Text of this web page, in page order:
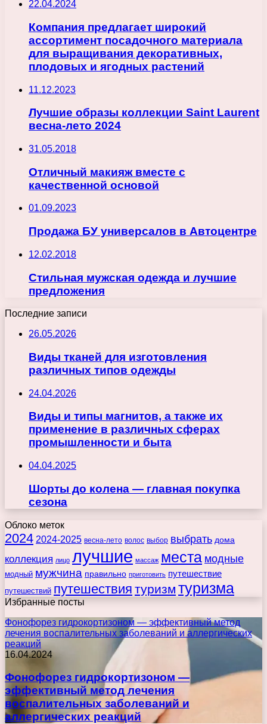
22.04.2024
Компания предлагает широкий
ассортимент посадочного материала
для выращивания декоративных,
плодовых и ягодных растений
11.12.2023
Лучшие образы коллекции Saint Laurent
весна-лето 2024
31.05.2018
Отличный макияж вместе с
качественной основой
01.09.2023
Продажа БУ универсалов в Автоцентре
12.02.2018
Стильная мужская одежда и лучшие
предложения
Последние записи
26.05.2026
Виды тканей для изготовления
различных типов одежды
24.04.2026
Виды и типы магнитов, а также их
применение в различных сферах
промышленности и быта
04.04.2025
Шорты до колена — главная покупка
сезона
Облоко меток
2024 2024-2025 весна-лето волос выбор выбрать дома
коллекция лицо лучшие массаж места модные
модный мужчина правильно приготовить путешествие
путешествий путешествия туризм туризма
Избранные посты
Фонофорез гидрокортизоном — эффективный метод
лечения воспалительных заболеваний и аллергических
реакций
16.04.2024
Фонофорез гидрокортизоном —
эффективный метод лечения
воспалительных заболеваний и
аллергических реакций